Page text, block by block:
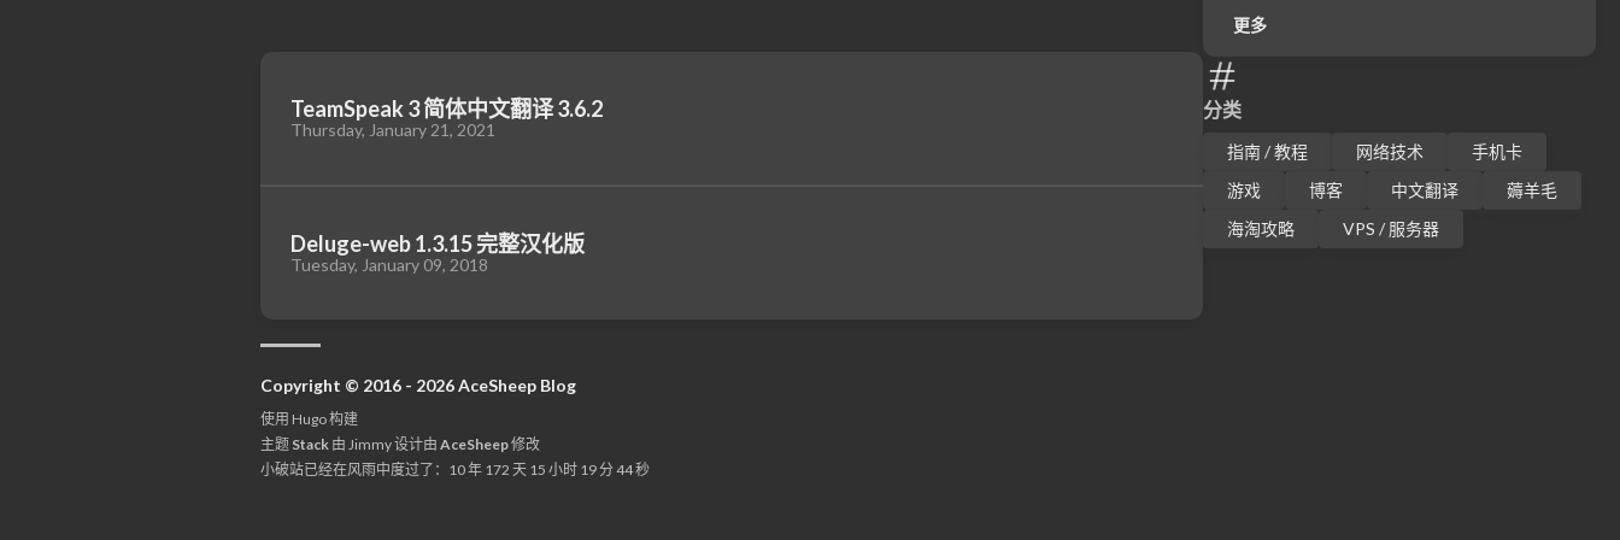
更多
分类
指南 / 教程 网络技术
手机卡
游戏
博客 中文翻译
薅羊毛
海淘攻略
VPS / 服务器
TeamSpeak 3 简体中文翻译 3.6.2
Thursday, January 21, 2021
Deluge-web 1.3.15 完整汉化版
Tuesday, January 09, 2018
Copyright © 2016 - 2026 AceSheep Blog
使用 Hugo构建
主题 Stack由 Jimmy设计由 AceSheep修改
小破站已经在风雨中度过了： 10 年 172 天 15 小时 19 分 44 秒